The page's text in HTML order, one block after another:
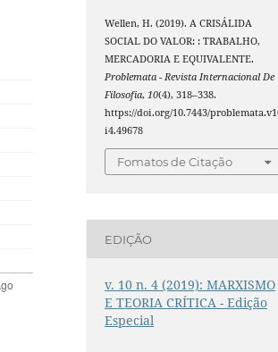
Wellen, H. (2019). A CRISÁLIDA
SOCIAL DO VALOR: : TRABALHO,
MERCADORIA E EQUIVALENTE.
Problemata - Revista Internacional De
Filosofia, 10(4), 318–338.
https://doi.org/10.7443/
i4.49678
Fomatos de Citação
EDIÇÃO
v. 10 n. 4 (2019): MARXISMO
E TEORIA CRÍTICA - Edição
Especial